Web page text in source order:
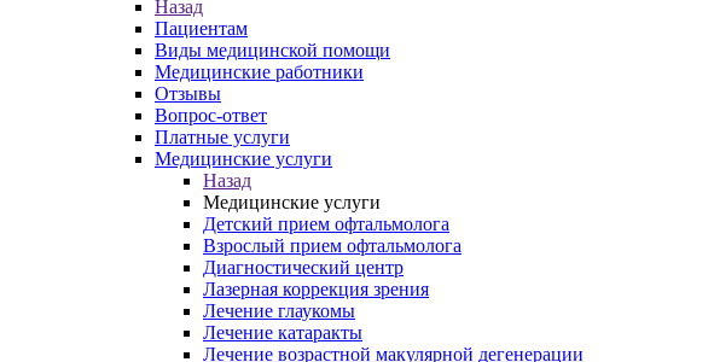
Назад
Пациентам
Виды медицинской помощи
Медицинские работники
Отзывы
Вопрос-ответ
Платные услуги
Медицинские услуги
Назад
Медицинские услуги
Детский прием офтальмолога
Взрослый прием офтальмолога
Диагностический центр
Лазерная коррекция зрения
Лечение глаукомы
Лечение катаракты
Лечение возрастной макулярной дегенерации